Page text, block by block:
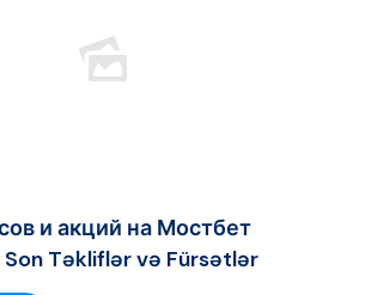
и акций на Мостбет
Təkliflər və Fürsətlər